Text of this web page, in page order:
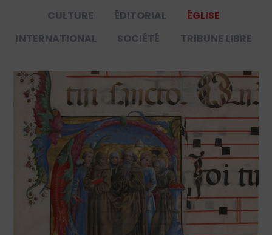
CULTURE
ÉDITORIAL
ÉGLISE
INTERNATIONAL
SOCIÉTÉ TRIBUNE LIBRE